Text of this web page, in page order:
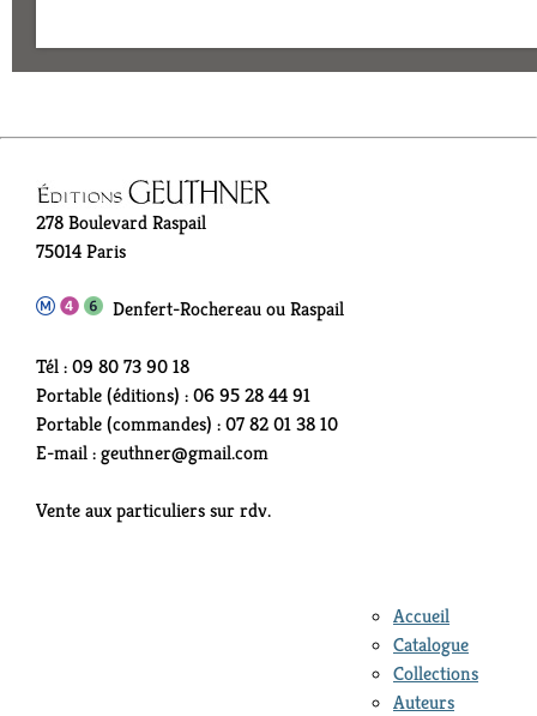
278 Boulevard Raspail
75014 Paris
Denfert-Rochereau ou Raspail
Tél : 09 80 73 90 18
Portable (éditions) : 06 95 28 44 91
Portable (commandes) : 07 82 01 38 10
E-mail : geuthner@gmail.com
Vente aux particuliers sur rdv.
Accueil
Catalogue
Collections
Auteurs